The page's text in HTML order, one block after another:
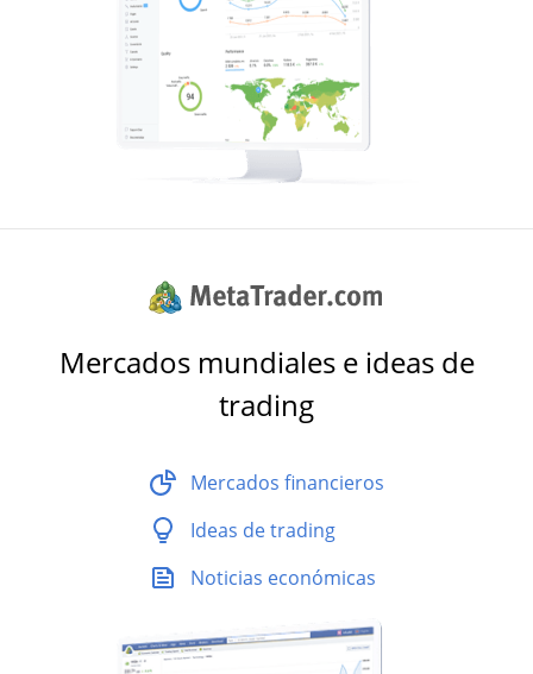
Mercados mundiales e ideas de
trading
Mercados financieros
Ideas de trading
Noticias económicas